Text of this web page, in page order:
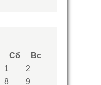
Сб
Вс
1
2
8
9